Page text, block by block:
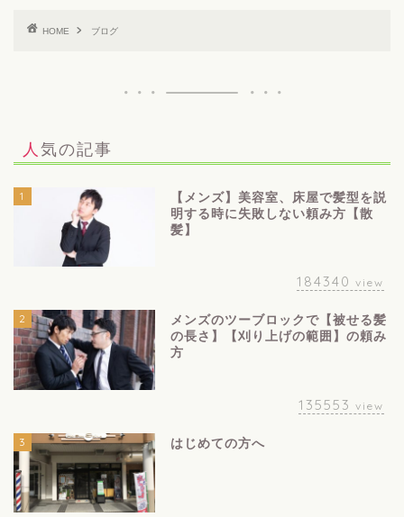
HOME ブログ
人気の記事
1
【メンズ】美容室、床屋で髪型を説
明する時に失敗しない頼み方【散
髪】
184340 view
2
メンズのツーブロックで【被せる髪
の長さ】【刈り上げの範囲】の頼み
方
135553 view
3 はじめての方へ